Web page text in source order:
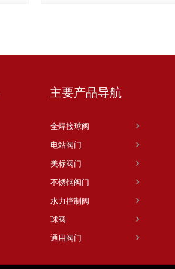
主要产品导航
全焊接球阀
电站阀门
美标阀门
不锈钢阀门
水力控制阀
球阀
通用阀门